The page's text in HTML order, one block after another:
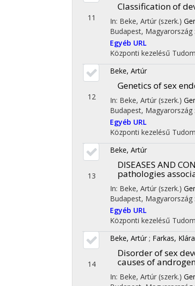
11
Classification of
In: Beke, Artúr (szerk.)
Budapest, Magyarország :
Egyéb URL
Központi kezelésű
12
Beke, Artúr
Genetics of sex
In: Beke, Artúr (szerk.)
Budapest, Magyarország :
Egyéb URL
Központi kezelésű
13
Beke, Artúr
DISEASES AND
pathologies
In: Beke, Artúr (szerk.)
Budapest, Magyarország :
Egyéb URL
Központi kezelésű
14
Beke, Artúr ; Farkas, Klára
Disorder of sex
causes of
In: Beke, Artúr (szerk.)